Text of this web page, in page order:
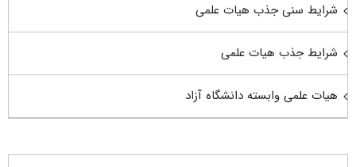
شرایط سنی جذب هیات علمی
شرایط جذب هیات علمی
هیات علمی وابسته دانشگاه آزاد